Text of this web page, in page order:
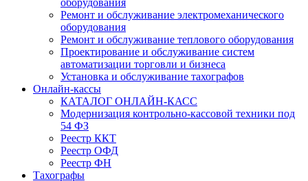
оборудования
Ремонт и обслуживание электромеханического
оборудования
Ремонт и обслуживание теплового оборудования
Проектирование и обслуживание систем
автоматизации торговли и бизнеса
Установка и обслуживание тахографов
Онлайн-кассы
КАТАЛОГ ОНЛАЙН-КАСС
Модернизация контрольно-кассовой техники под
54 ФЗ
Реестр ККТ
Реестр ОФД
Реестр ФН
Тахографы